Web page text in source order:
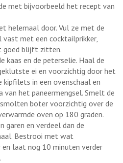
met bijvoorbeeld het recept van
helemaal door. Vul ze met de
vast met een cocktailprikker,
goed blijft zitten.
kaas en de peterselie. Haal de
ei en voorzichtig door het
kipfilets in een ovenschaal en
het paneermengsel. Smelt de
boter voorzichtig over de
oven op 180 graden.
garen en verdeel dan de
Bestrooi met wat
laat nog 10 minuten verder